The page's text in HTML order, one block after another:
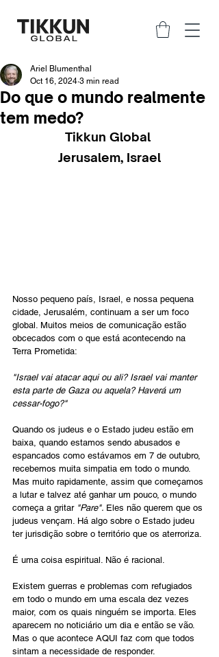
Do que o mundo realmente
tem medo?
Ariel Blumenthal
Oct 16, 2024 3 min read
Tikkun Global
Jerusalem, Israel
Nosso pequeno país, Israel, e nossa pequena
cidade, Jerusalém, continuam a ser um foco
global. Muitos meios de comunicação estão
obcecados com o que está acontecendo na
Terra Prometida:
"Israel vai atacar aqui ou ali? Israel vai manter
esta parte de Gaza ou aquela? Haverá um
cessar-fogo?"
Quando os judeus e o Estado judeu estão em
baixa, quando estamos sendo abusados e
espancados como estávamos em 7 de outubro,
recebemos muita simpatia em todo o mundo.
Mas muito rapidamente, assim que começamos
a lutar e talvez até ganhar um pouco, o mundo
começa a gritar "Pare". Eles não querem que os
judeus vençam. Há algo sobre o Estado judeu
ter jurisdição sobre o território que os aterroriza.
É uma coisa espiritual. Não é racional.
Existem guerras e problemas com refugiados
em todo o mundo em uma escala dez vezes
maior, com os quais ninguém se importa. Eles
aparecem no noticiário um dia e então se vão.
Mas o que acontece AQUI faz com que todos
sintam a necessidade de responder.